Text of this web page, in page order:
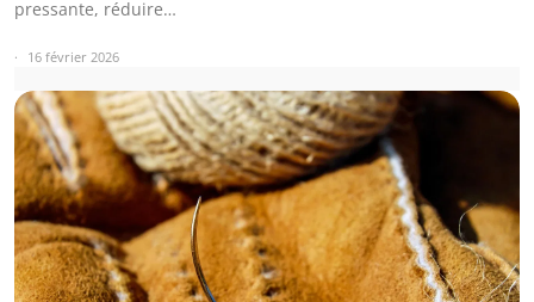
pressante, réduire…
16 février 2026